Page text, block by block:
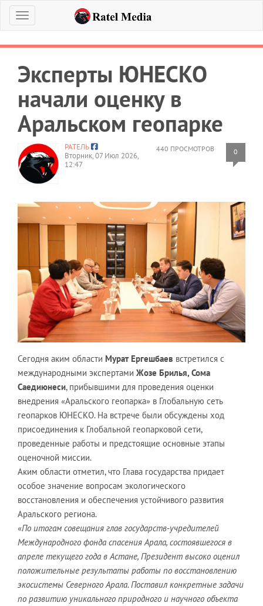
Меню
Эксперты ЮНЕСКО
начали оценку в
Аральском геопарке
440 ПРОСМОТРОВ 0
РАТЕЛЬ
Вторник, 07 Июл 2026,
12:47
Сегодня аким области Мурат Ергешбаев встретился с
международными экспертами Жозе Брилья, Сома
Саедиюнеси, прибывшими для проведения оценки
внедрения «Аральского геопарка» в Глобальную сеть
геопарков ЮНЕСКО. На встрече были обсуждены ход
присоединения к Глобальной геопарковой сети,
проведенные работы и предстоящие основные этапы
оценочной миссии.
Аким области отметил, что Глава государства придает
особое значение вопросам экологического
восстановления и обеспечения устойчивого развития
Аральского региона.
«По итогам совещания глав государств-учредителей
Международного фонда спасения Арала, состоявшегося в
апреле текущего года в Астане, Президент высоко оценил
положительные результаты работы по восстановлению
экосистемы Северного Арала. Поставил конкретные задачи
по развитию уникального природного и научного объекта